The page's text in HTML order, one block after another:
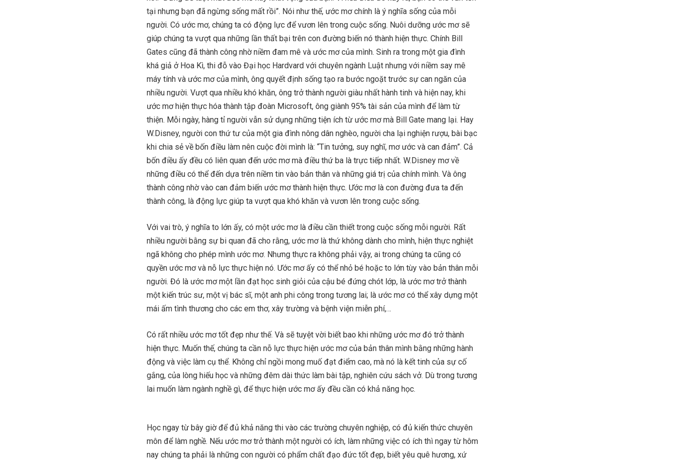
tại nhưng bạn đã ngừng sống mất rồi”. Nói như thế, ước mơ chính là ý nghĩa sống của mỗi
người. Có ước mơ, chúng ta có động lực để vươn lên trong cuộc sống. Nuôi dưỡng ước mơ sẽ
giúp chúng ta vượt qua những lần thất bại trên con đường biến nó thành hiện thực. Chính Bill
Gates cũng đã thành công nhờ niềm đam mê và ước mơ của mình. Sinh ra trong một gia đình
khá giả ở Hoa Kì, thi đỗ vào Đại học Hardvard với chuyên ngành Luật nhưng với niềm say mê
máy tính và ước mơ của mình, ông quyết định sống tạo ra bước ngoặt trước sự can ngăn của
nhiều người. Vượt qua nhiều khó khăn, ông trở thành người giàu nhất hành tinh và hiện nay, khi
ước mơ hiện thực hóa thành tập đoàn Microsoft, ông giành 95% tài sản của mình để làm từ
thiện. Mỗi ngày, hàng tỉ người vẫn sử dụng những tiện ích từ ước mơ mà Bill Gate mang lại. Hay
W.Disney, người con thứ tư của một gia đình nông dân nghèo, người cha lại nghiện rượu, bài bạc
khi chia sẻ về bốn điều làm nên cuộc đời mình là: “Tin tưởng, suy nghĩ, mơ ước và can đảm”. Cả
bốn điều ấy đều có liên quan đến ước mơ mà điều thứ ba là trực tiếp nhất. W.Disney mơ về
những điều có thể đến dựa trên niềm tin vào bản thân và những giá trị của chính mình. Và ông
thành công nhờ vào can đảm biến ước mơ thành hiện thực. Ước mơ là con đường đưa ta đến
thành công, là động lực giúp ta vượt qua khó khăn và vươn lên trong cuộc sống.
Với vai trò, ý nghĩa to lớn ấy, có một ước mơ là điều cần thiết trong cuộc sống mỗi người. Rất
nhiều người bằng sự bi quan đã cho rằng, ước mơ là thứ không dành cho mình, hiện thực nghiệt
ngã không cho phép mình ước mơ. Nhưng thực ra không phải vậy, ai trong chúng ta cũng có
quyền ước mơ và nỗ lực thực hiện nó. Ước mơ ấy có thể nhỏ bé hoặc to lớn tùy vào bản thân mỗi
người. Đó là ước mơ một lần đạt học sinh giỏi của cậu bé đứng chót lớp, là ước mơ trở thành
một kiến trúc sư, một vị bác sĩ, một anh phi công trong tương lai; là ước mơ có thể xây dựng một
mái ấm tình thương cho các em thơ, xây trường và bệnh viện miễn phí,…
Có rất nhiều ước mơ tốt đẹp như thế. Và sẽ tuyệt vời biết bao khi những ước mơ đó trở thành
hiện thực. Muốn thế, chúng ta cần nỗ lực thực hiện ước mơ của bản thân mình bằng những hành
động và việc làm cụ thể. Không chỉ ngồi mong muố đạt điểm cao, mà nó là kết tinh của sự cố
gắng, của lòng hiếu học và những đêm dài thức làm bài tập, nghiên cứu sách vở. Dù trong tương
lai muốn làm ngành nghề gì, để thực hiện ước mơ ấy đều cần có khả năng học.
Học ngay từ bây giờ để đủ khả năng thi vào các trường chuyên nghiệp, có đủ kiến thức chuyên
môn để làm nghề. Nếu ước mơ trở thành một người có ích, làm những việc có ích thì ngay từ hôm
nay chúng ta phải là những con người có phẩm chất đạo đức tốt đẹp, biết yêu quê hương, xứ